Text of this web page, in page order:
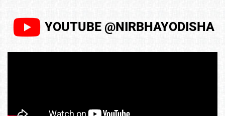
YOUTUBE @NIRBHAYODISHA